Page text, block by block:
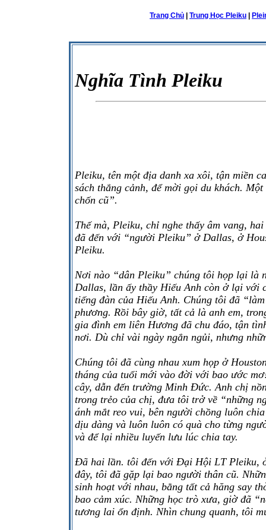
Trang Chủ Trung Học Pleiku
Nghĩa Tình Pleiku
Pleiku, tên một địa danh xa xôi, tận miền
sách thắng cảnh, để mời gọi du khách.
chốn cũ”.
Thế mà, Pleiku, chỉ nghe thấy âm vang,
đã đến với “người Pleiku” ở Dallas, ở
Pleiku.
Nơi nào “dân Pleiku” chúng tôi họp lại là
Dallas, lần ấy thầy Hiếu Anh còn ở lại với
tiếng đàn của Hiếu Anh. Chúng tôi đã
phương. Rồi bây giờ, tất cả là anh em,
gia đình em liên Hương đã chu đáo, tận
nơi. Dù chỉ vài ngày ngắn ngủi, nhưng
Chúng tôi đã cùng nhau xum họp ở
tháng của tuổi mới vào đời với bao ước
cây, dẫn đến trường Minh Đức. Anh chị
trong trẻo của chị, đưa tôi trở về “những
ánh mắt reo vui, bên người chồng luôn
dịu dàng và luôn luôn có quà cho từng
và để lại nhiều luyến lưu lúc chia tay.
Đã hai lần. tôi đến với Đại Hội LT Pleiku,
đây, tôi đã gặp lại bao người thân cũ.
sinh hoạt với nhau, bằng tất cả hăng say
bao cảm xúc. Những học trò xưa, giờ đã
tương lai ổn định. Nhìn chung quanh, tôi